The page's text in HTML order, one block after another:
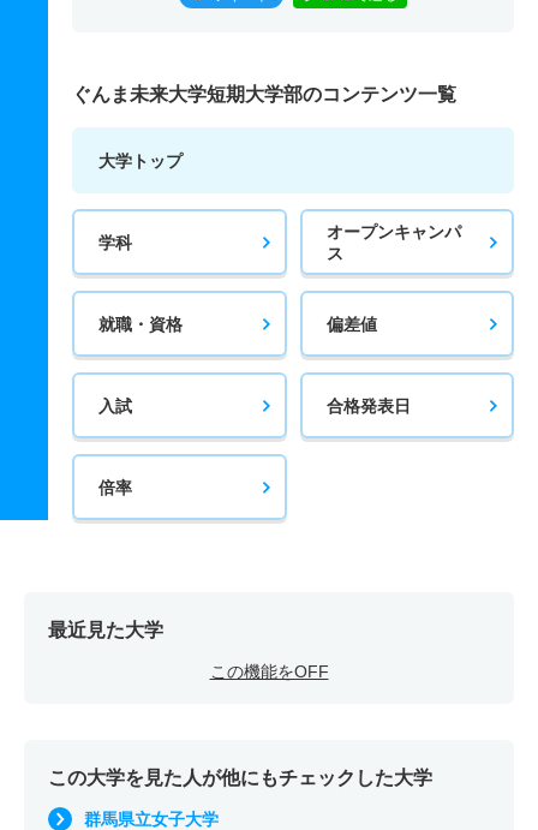
ぐんま未来大学短期大学部のコンテンツ一覧
大学トップ
学科
オープンキャンパ
ス
就職・資格 偏差値
入試 合格発表日
倍率
最近見た大学
この機能をOFF
この大学を見た人が他にもチェックした大学
群馬県立女子大学